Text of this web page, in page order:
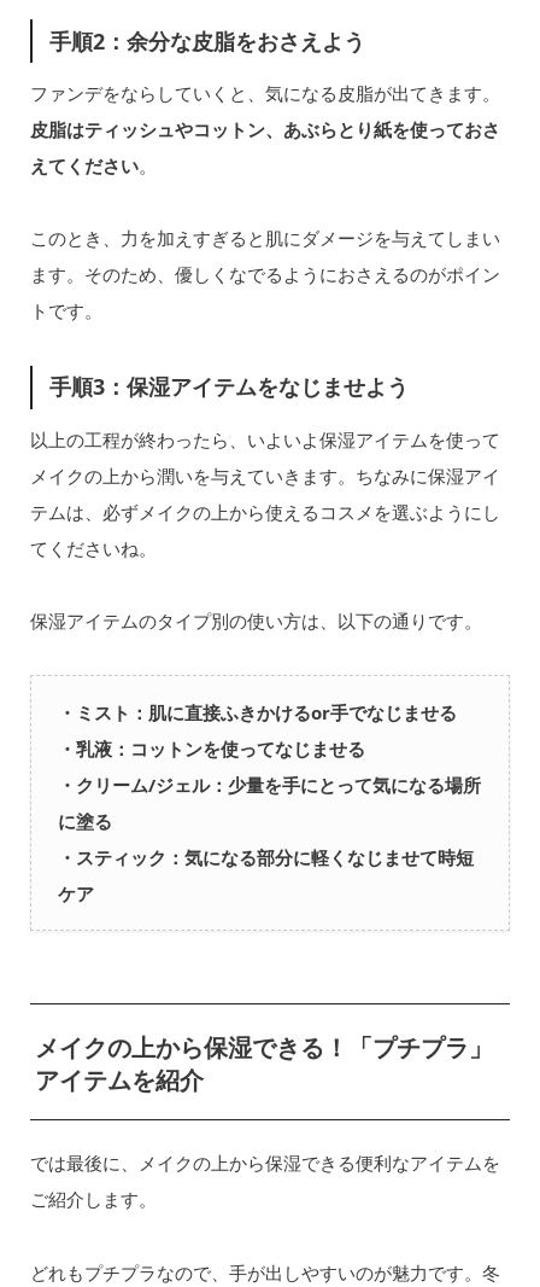
手順2：余分な皮脂をおさえよう
ファンデをならしていくと、気になる皮脂が出てきます。
皮脂はティッシュやコットン、あぶらとり紙を使っておさ
えてください。
このとき、力を加えすぎると肌にダメージを与えてしまい
ます。そのため、優しくなでるようにおさえるのがポイン
トです。
手順3：保湿アイテムをなじませよう
以上の工程が終わったら、いよいよ保湿アイテムを使って
メイクの上から潤いを与えていきます。ちなみに保湿アイ
テムは、必ずメイクの上から使えるコスメを選ぶようにし
てくださいね。
保湿アイテムのタイプ別の使い方は、以下の通りです。
・ミスト：肌に直接ふきかけるor手でなじませる
・乳液：コットンを使ってなじませる
・クリーム/ジェル：少量を手にとって気になる場所
に塗る
・スティック：気になる部分に軽くなじませて時短
ケア
メイクの上から保湿できる！「プチプラ」
アイテムを紹介
では最後に、メイクの上から保湿できる便利なアイテムを
ご紹介します。
どれもプチプラなので、手が出しやすいのが魅力です。冬